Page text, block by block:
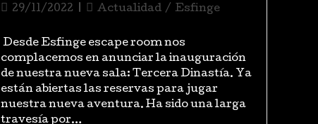
29/11/2022 Actualidad / Esfinge
Desde Esfinge escape room nos
complacemos en anunciar la inauguración
de nuestra nueva sala: Tercera Dinastía. Ya
están abiertas las reservas para jugar
nuestra nueva aventura. Ha sido una larga
travesía por…